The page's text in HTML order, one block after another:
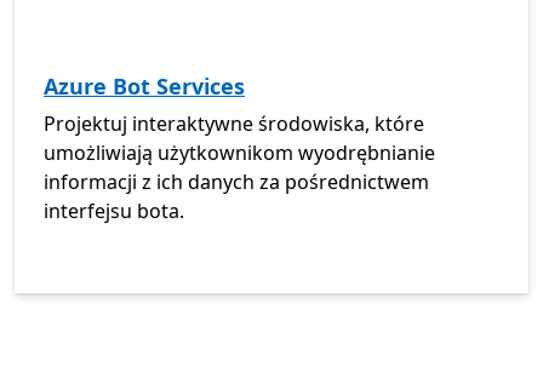
Azure Bot Services
Projektuj interaktywne środowiska, które
umożliwiają użytkownikom wyodrębnianie
informacji z ich danych za pośrednictwem
interfejsu bota.